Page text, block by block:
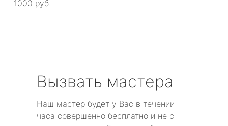
1000 руб.
Вызвать мастера
Наш мастер будет у Вас в течении
часа совершенно бесплатно и не с